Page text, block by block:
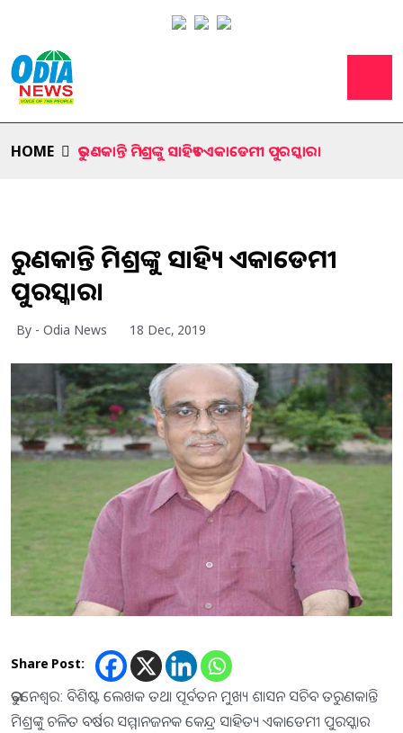
HOME ତରୁଣକାନ୍ତି ମିଶ୍ରଙ୍କୁ ସାହିତ୍ୟ ଏକାଡେମୀ ପୁରସ୍କାର।
ତରୁଣକାନ୍ତି ମିଶ୍ରଙ୍କୁ ସାହିତ୍ୟ ଏକାଡେମୀ
ପୁରସ୍କାର।
By - Odia News 18 Dec, 2019
Share Post:
ଭୁବନେଶ୍ୱର: ବିଶିଷ୍ଟ ଲେଖକ ତଥା ପୂର୍ବତନ ମୁଖ୍ୟ ଶାସନ ସଚିବ ତରୁଣକାନ୍ତି
ମିଶ୍ରଙ୍କୁ ଚଳିତ ବର୍ଷର ସମ୍ମାନଜନକ କେନ୍ଦ୍ର ସାହିତ୍ୟ ଏକାଡେମୀ ପୁରସ୍କାର